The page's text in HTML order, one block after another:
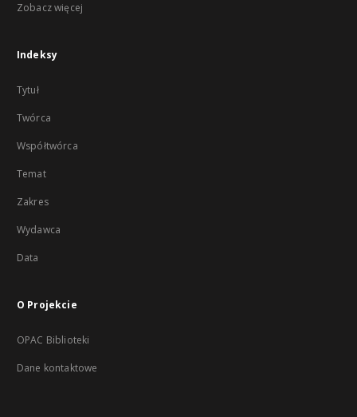
Zobacz więcej
Indeksy
Tytuł
Twórca
Współtwórca
Temat
Zakres
Wydawca
Data
O Projekcie
OPAC Biblioteki
Dane kontaktowe